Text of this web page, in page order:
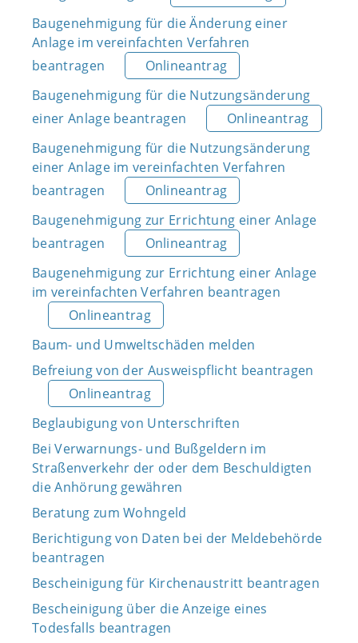
Baugenehmigung für die Änderung einer
Anlage im vereinfachten Verfahren
beantragen
Onlineantrag
Baugenehmigung für die Nutzungsänderung
einer Anlage beantragen
Onlineantrag
Baugenehmigung für die Nutzungsänderung
einer Anlage im vereinfachten Verfahren
beantragen
Onlineantrag
Baugenehmigung zur Errichtung einer Anlage
beantragen
Onlineantrag
Baugenehmigung zur Errichtung einer Anlage
im vereinfachten Verfahren beantragen
Onlineantrag
Baum- und Umweltschäden melden
Befreiung von der Ausweispflicht beantragen
Onlineantrag
Beglaubigung von Unterschriften
Bei Verwarnungs- und Bußgeldern im
Straßenverkehr der oder dem Beschuldigten
die Anhörung gewähren
Beratung zum Wohngeld
Berichtigung von Daten bei der Meldebehörde
beantragen
Bescheinigung für Kirchenaustritt beantragen
Bescheinigung über die Anzeige eines
Todesfalls beantragen